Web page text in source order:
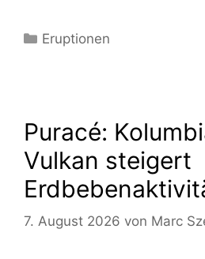
Kategorien
Eruptionen
Puracé:
Vulkan steigert
7. August 2026 von Marc